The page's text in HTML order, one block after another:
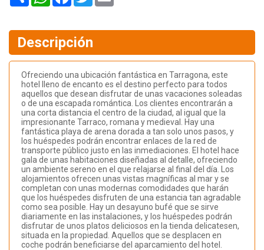
Descripción
Ofreciendo una ubicación fantástica en Tarragona, este
hotel lleno de encanto es el destino perfecto para todos
aquellos que desean disfrutar de unas vacaciones soleadas
o de una escapada romántica. Los clientes encontrarán a
una corta distancia el centro de la ciudad, al igual que la
impresionante Tarraco, romana y medieval. Hay una
fantástica playa de arena dorada a tan solo unos pasos, y
los huéspedes podrán encontrar enlaces de la red de
transporte público justo en las inmediaciones. El hotel hace
gala de unas habitaciones diseñadas al detalle, ofreciendo
un ambiente sereno en el que relajarse al final del día. Los
alojamientos ofrecen unas vistas magníficas al mar y se
completan con unas modernas comodidades que harán
que los huéspedes disfruten de una estancia tan agradable
como sea posible. Hay un desayuno bufé que se sirve
diariamente en las instalaciones, y los huéspedes podrán
disfrutar de unos platos deliciosos en la tienda delicatesen,
situada en la propiedad. Aquellos que se desplacen en
coche podrán beneficiarse del aparcamiento del hotel.